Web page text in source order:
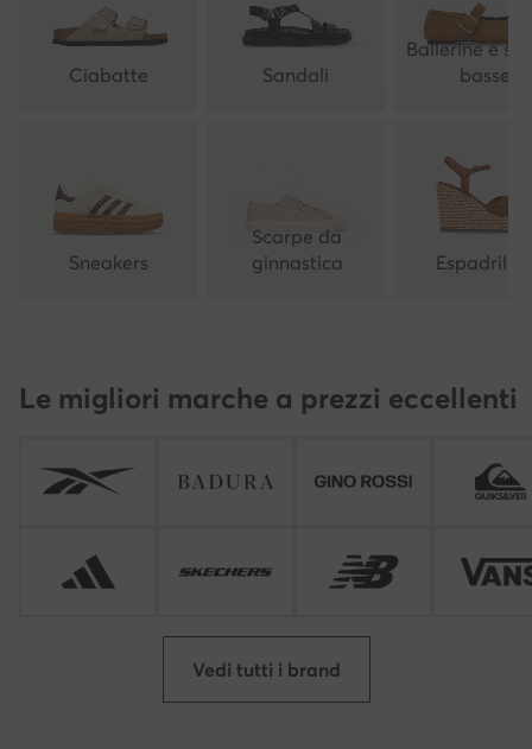
Ciabatte
Sneakers
Sandali
Scarpe da
ginnastica
Ballerine e
basse
Espadrillas
Le migliori marche a prezzi eccellenti
Vedi tutti i brand